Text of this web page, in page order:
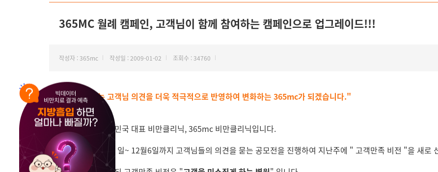
365MC 월례 캠페인, 고객님이 함께 참여하는 캠페인으로 업그레이드!!!
작성자 : 365mc 작성일 : 2009-01-02 조회수 : 34760
" 2009년에는 고객님 의견을 더욱 적극적으로 반영하여 변화하는 365mc가 되겠습니다."
안녕하세요. 대한민국 대표 비만클리닉, 365mc 비만클리닉입니다.
365mc는 11월 5 일~ 12월6일까지 고객님들의 의견을 묻는 공모전을 진행하여 지난주에 " 고객만족 비전 "을 새로